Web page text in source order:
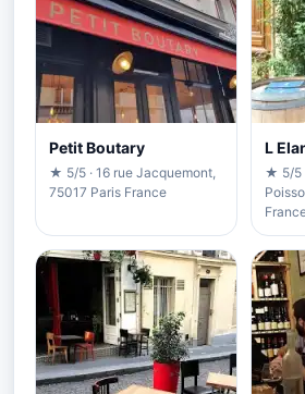
Petit Boutary
★ 5/5 · 16 rue Jacquemont,
75017 Paris France
L
★ 5/5